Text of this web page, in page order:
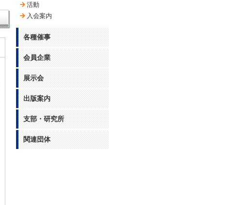
活動
入会案内
各種催事
会員企業
展示会
出版案内
支部・研究所
関連団体